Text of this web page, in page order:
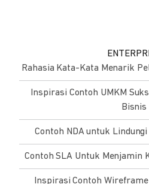
Rahasia Kata-Kata Menarik
Inspirasi Contoh UMKM
Bisnis
Contoh NDA untuk
Contoh SLA Untuk Menjamin
Inspirasi Contoh